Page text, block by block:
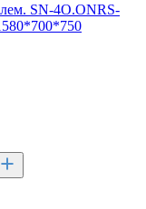
SN-4O.ONRS-